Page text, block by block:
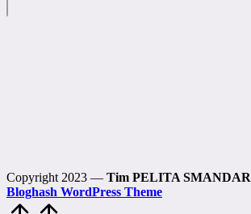
Copyright 2023 — Tim PELITA SMANDAR
Bloghash WordPress Theme